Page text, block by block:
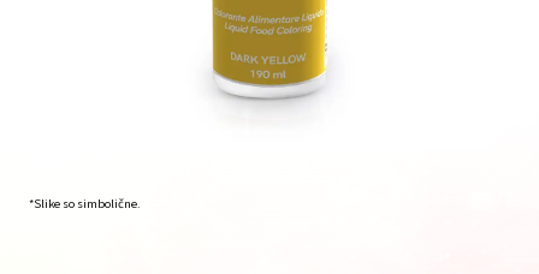
*Slike so simbolične.